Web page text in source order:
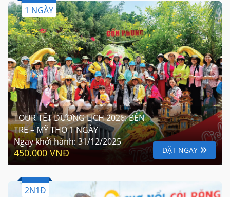
1 NGÀY
TOUR TẾT DƯƠNG LỊCH 2026: BẾN
TRE – MỸ THO 1 NGÀY
Ngay khởi hành:31/12/2025
450.000 VNĐ ĐẶT NGAY
2N1Đ